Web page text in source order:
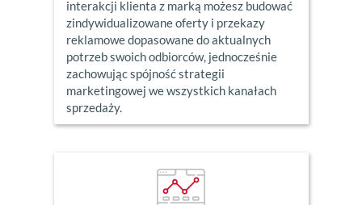
interakcji klienta z marką możesz budować
zindywidualizowane oferty i przekazy
reklamowe dopasowane do aktualnych
potrzeb swoich odbiorców, jednocześnie
zachowując spójność strategii
marketingowej we wszystkich kanałach
sprzedaży.